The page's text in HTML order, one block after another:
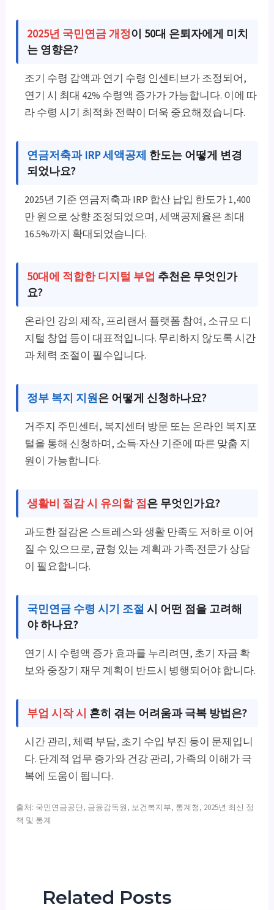
2025년 국민연금 개정이 50대 은퇴자에게 미치
는 영향은?
조기 수령 감액과 연기 수령 인센티브가 조정되어,
연기 시 최대 42% 수령액 증가가 가능합니다. 이에 따
라 수령 시기 최적화 전략이 더욱 중요해졌습니다.
연금저축과 IRP 세액공제 한도는 어떻게 변경
되었나요?
2025년 기준 연금저축과 IRP 합산 납입 한도가 1,400
만 원으로 상향 조정되었으며, 세액공제율은 최대
16.5%까지 확대되었습니다.
50대에 적합한 디지털 부업 추천은 무엇인가
요?
온라인 강의 제작, 프리랜서 플랫폼 참여, 소규모 디
지털 창업 등이 대표적입니다. 무리하지 않도록 시간
과 체력 조절이 필수입니다.
정부 복지 지원은 어떻게 신청하나요?
거주지 주민센터, 복지센터 방문 또는 온라인 복지포
털을 통해 신청하며, 소득·자산 기준에 따른 맞춤 지
원이 가능합니다.
생활비 절감 시 유의할 점은 무엇인가요?
과도한 절감은 스트레스와 생활 만족도 저하로 이어
질 수 있으므로, 균형 있는 계획과 가족·전문가 상담
이 필요합니다.
국민연금 수령 시기 조절 시 어떤 점을 고려해
야 하나요?
연기 시 수령액 증가 효과를 누리려면, 초기 자금 확
보와 중장기 재무 계획이 반드시 병행되어야 합니다.
부업 시작 시 흔히 겪는 어려움과 극복 방법은?
시간 관리, 체력 부담, 초기 수입 부진 등이 문제입니
다. 단계적 업무 증가와 건강 관리, 가족의 이해가 극
복에 도움이 됩니다.
출처: 국민연금공단, 금융감독원, 보건복지부, 통계청, 2025년 최신 정
책 및 통계
Related Posts